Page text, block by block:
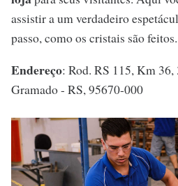
assistir a um verdadeiro
passo, como os cristais são feitos.
Endereço: Rod. RS 115, Km
Gramado - RS, 95670-000